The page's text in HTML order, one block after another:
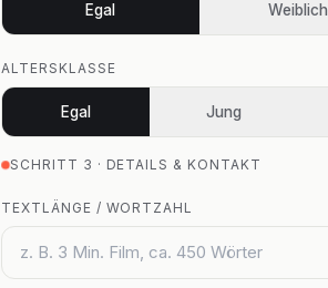
Egal Weiblich
ALTERSKLASSE
Egal Jung
SCHRITT 3 · DETAILS & KONTAKT
TEXTLÄNGE / WORTZAHL